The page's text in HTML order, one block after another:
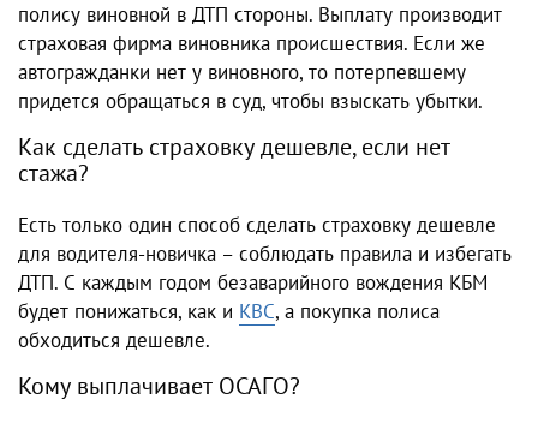
полису виновной в ДТП стороны. Выплату производит
страховая фирма виновника происшествия. Если же
автогражданки нет у виновного, то потерпевшему
придется обращаться в суд, чтобы взыскать убытки.
Как сделать страховку дешевле, если нет
стажа?
Есть только один способ сделать страховку дешевле
для водителя-новичка – соблюдать правила и избегать
ДТП. С каждым годом безаварийного вождения КБМ
будет понижаться, как и КВС, а покупка полиса
обходиться дешевле.
Кому выплачивает ОСАГО?